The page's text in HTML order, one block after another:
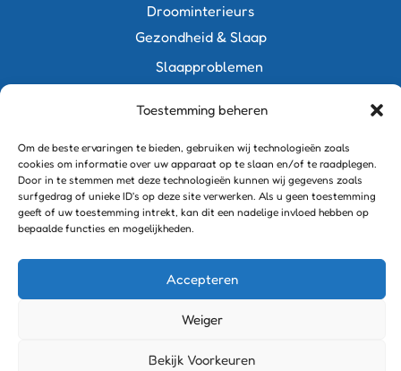
Toestemming beheren
Om de beste ervaringen te bieden, gebruiken wij technologieën zoals
cookies om informatie over uw apparaat op te slaan en/of te raadplegen.
Door in te stemmen met deze technologieën kunnen wij gegevens zoals
surfgedrag of unieke ID's op deze site verwerken. Als u geen toestemming
geeft of uw toestemming intrekt, kan dit een nadelige invloed hebben op
bepaalde functies en mogelijkheden.
Accepteren
Weiger
Bekijk Voorkeuren
Droominterieurs
Gezondheid & Slaap
Slaapproblemen
Slaapkamerinspiratie
Bedden
Kids slaapkamers
Verlichting